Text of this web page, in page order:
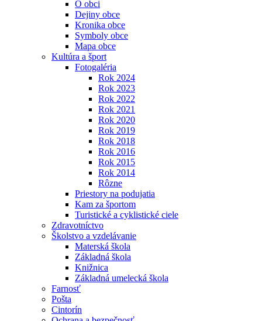
O obci
Dejiny obce
Kronika obce
Symboly obce
Mapa obce
Kultúra a šport
Fotogaléria
Rok 2024
Rok 2023
Rok 2022
Rok 2021
Rok 2020
Rok 2019
Rok 2018
Rok 2016
Rok 2015
Rok 2014
Rôzne
Priestory na podujatia
Kam za športom
Turistické a cyklistické ciele
Zdravotníctvo
Školstvo a vzdelávanie
Materská škola
Základná škola
Knižnica
Základná umelecká škola
Farnosť
Pošta
Cintorín